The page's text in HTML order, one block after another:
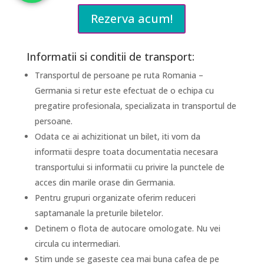
Rezerva acum!
Informatii si conditii de transport:
Transportul de persoane pe ruta Romania –
Germania si retur este efectuat de o echipa cu
pregatire profesionala, specializata in transportul de
persoane.
Odata ce ai achizitionat un bilet, iti vom da
informatii despre toata documentatia necesara
transportului si informatii cu privire la punctele de
acces din marile orase din Germania.
Pentru grupuri organizate oferim reduceri
saptamanale la preturile biletelor.
Detinem o flota de autocare omologate. Nu vei
circula cu intermediari.
Stim unde se gaseste cea mai buna cafea de pe